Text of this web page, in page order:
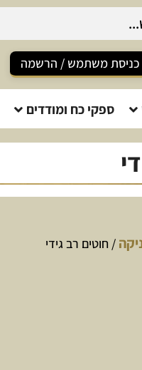
כניסת משתמש / הרשמה
ספקי כח ומודדים
/ חוטים רב גידי